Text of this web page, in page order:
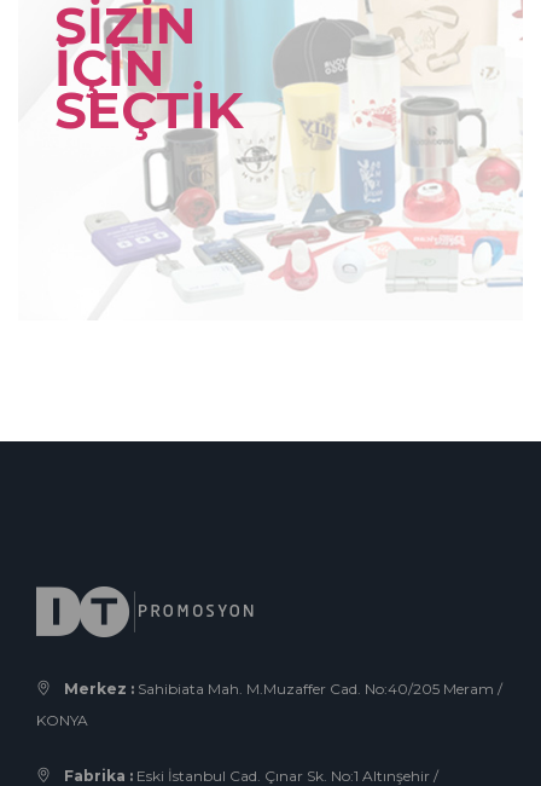
SİZİN
İÇİN
SEÇTİK
Merkez : Sahibiata Mah. M.Muzaffer Cad. No:40/205 Meram /
KONYA
Fabrika : Eski İstanbul Cad. Çınar Sk. No:1 Altınşehir /